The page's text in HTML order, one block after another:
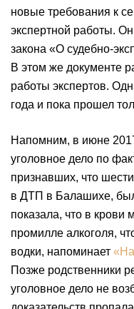
новые требования к
экспертной работы.
закона «О судебно-
В этом же документе
работы экспертов.
года и пока прошел
Напомним, в июне
уголовное дело по
признавших, что
в ДТП в Балашихе,
показала, что в
промилле алкоголя,
водки, напоминает
Позже родственники
уголовное дело не